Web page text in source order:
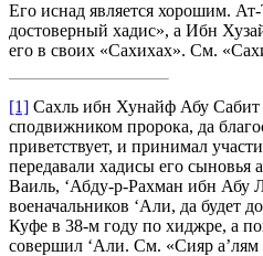
Его иснад является хорошим.
достоверный хадис», а Ибн
его в своих «Сахихах». См.
[1] Сахль ибн Хунайф Абу
сподвижником пророка, да
приветствует, и принимал
передавали хадисы его сыновья
Ваиль, ‘Абду-р-Рахман ибн Абу
военачальников ‘Али, да будет
Куфе в 38-м году по хиджре, а
совершил ‘Али. См. «Сияр а’лям